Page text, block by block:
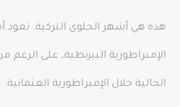
هذه هي أشهر الحلوى التركية. تعود
الإمبراطورية البيزنطية، على
الحالية خلال الإمبراطورية العثمانية.